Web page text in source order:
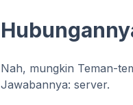
Nah, mungkin Teman-
Jawabannya: server.